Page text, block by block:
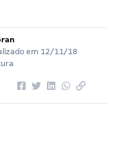
em 12/11/18